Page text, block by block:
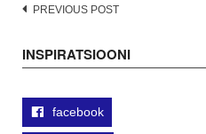
Post
PREVIOUS POST
INSPIRATSIOONI
facebook